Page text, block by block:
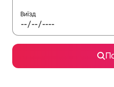
Виїзд